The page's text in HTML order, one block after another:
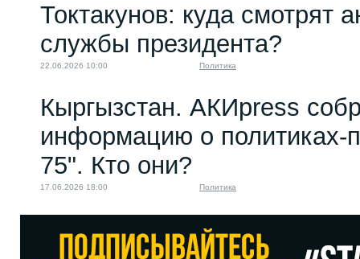
Токтакунов: куда смотрят
службы президента?
22.06.2026 10:00 Политика
Кыргызстан. АКИpress
информацию о политиках-
75". Кто они?
17.06.2026 18:00 Политика